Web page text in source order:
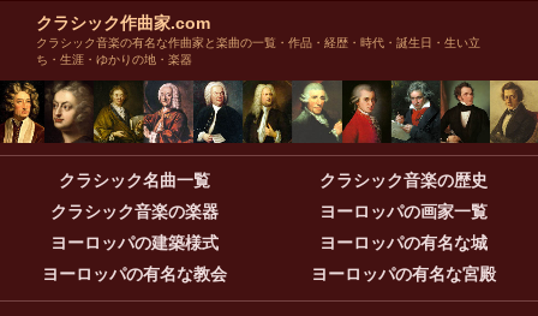
クラシック作曲家.com
クラシック音楽の有名な作曲家と楽曲の一覧・作品・経歴・時代・誕生日・生い立
ち・生涯・ゆかりの地・楽器
クラシック名曲一覧
クラシック音楽の歴史
クラシック音楽の楽器
ヨーロッパの画家一覧
ヨーロッパの建築様式
ヨーロッパの有名な城
ヨーロッパの有名な教会
ヨーロッパの有名な宮殿